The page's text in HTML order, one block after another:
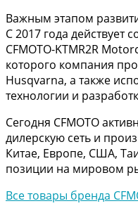
Важным этапом
С 2017 года действует
CFMOTO-KTMR2R
которого компания
Husqvarna, а также
технологии и
Сегодня CFMOTO
дилерскую сеть и
Китае, Европе, США,
позиции на мировом
Все товары бренда